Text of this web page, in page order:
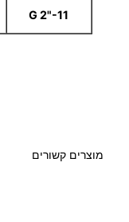
G 2"-11
מוצרים קשורים